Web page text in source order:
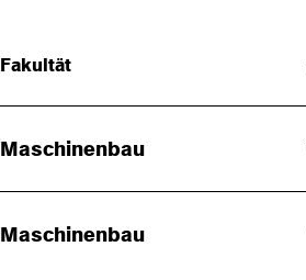
Fakultät
Maschinenbau
Maschinenbau